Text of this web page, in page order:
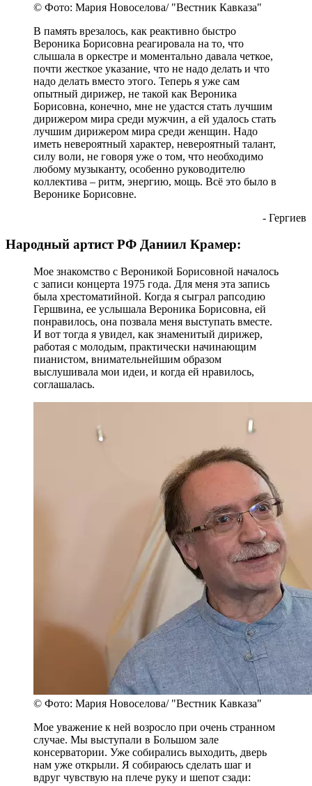
© Фото: Мария Новоселова/ "Вестник Кавказа"
В память врезалось, как реактивно быстро
Вероника Борисовна реагировала на то, что
слышала в оркестре и моментально давала четкое,
почти жесткое указание, что не надо делать и что
надо делать вместо этого. Теперь я уже сам
опытный дирижер, не такой как Вероника
Борисовна, конечно, мне не удастся стать лучшим
дирижером мира среди мужчин, а ей удалось стать
лучшим дирижером мира среди женщин. Надо
иметь невероятный характер, невероятный талант,
силу воли, не говоря уже о том, что необходимо
любому музыканту, особенно руководителю
коллектива – ритм, энергию, мощь. Всё это было в
Веронике Борисовне.
- Гергиев
Народный артист РФ Даниил Крамер:
Мое знакомство с Вероникой Борисовной началось
с записи концерта 1975 года. Для меня эта запись
была хрестоматийной. Когда я сыграл рапсодию
Гершвина, ее услышала Вероника Борисовна, ей
понравилось, она позвала меня выступать вместе.
И вот тогда я увидел, как знаменитый дирижер,
работая с молодым, практически начинающим
пианистом, внимательнейшим образом
выслушивала мои идеи, и когда ей нравилось,
соглашалась.
© Фото: Мария Новоселова/ "Вестник Кавказа"
Мое уважение к ней возросло при очень странном
случае. Мы выступали в Большом зале
консерватории. Уже собирались выходить, дверь
нам уже открыли. Я собираюсь сделать шаг и
вдруг чувствую на плече руку и шепот сзади: